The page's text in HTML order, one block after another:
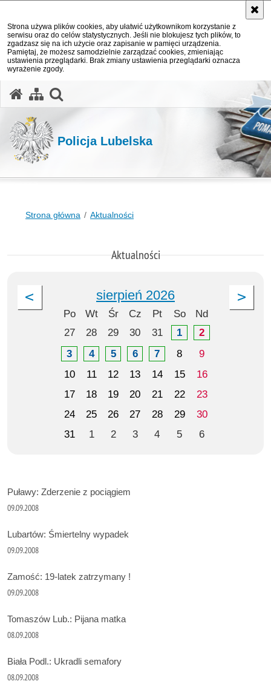
Strona używa plików cookies, aby ułatwić użytkownikom korzystanie z
serwisu oraz do celów statystycznych. Jeśli nie blokujesz tych plików, to
zgadzasz się na ich użycie oraz zapisanie w pamięci urządzenia.
Pamiętaj, że możesz samodzielnie zarządzać cookies, zmieniając
ustawienia przeglądarki. Brak zmiany ustawienia przeglądarki oznacza
wyrażenie zgody.
Policja Lubelska
Strona główna Aktualności
Aktualności
sierpień 2026
Po Wt Śr Cz Pt So
Nd
27
28 29 30 31 1
2
3
4 5 6 7 8
9
10
11 12 13 14 15
16
17
18 19 20 21 22
23
24
25 26 27 28 29
30
31
1 2 3 4 5 6
Puławy: Zderzenie z pociągiem
09.09.2008
Lubartów: Śmiertelny wypadek
09.09.2008
Zamość: 19-latek zatrzymany !
09.09.2008
Tomaszów Lub.: Pijana matka
08.09.2008
Biała Podl.: Ukradli semafory
08.09.2008